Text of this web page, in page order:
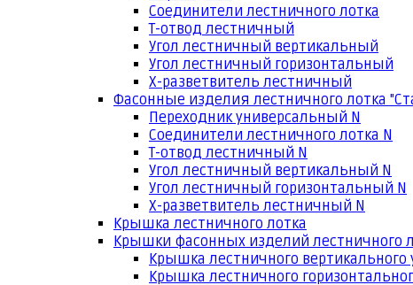
Соединители лестничного лотка
Т-отвод лестничный
Угол лестничный вертикальный
Угол лестничный горизонтальный
Х-разветвитель лестничный
Фасонные изделия лестничного лотка
Переходник универсальный N
Соединители лестничного лотка N
Т-отвод лестничный N
Угол лестничный вертикальный N
Угол лестничный горизонтальный N
Х-разветвитель лестничный N
Крышка лестничного лотка
Крышки фасонных изделий лестничного
Крышка лестничного вертикального
Крышка лестничного